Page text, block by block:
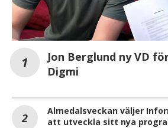
Jon Berglund ny VD
Digmi
Almedalsveckan väljer
att utveckla sitt nya